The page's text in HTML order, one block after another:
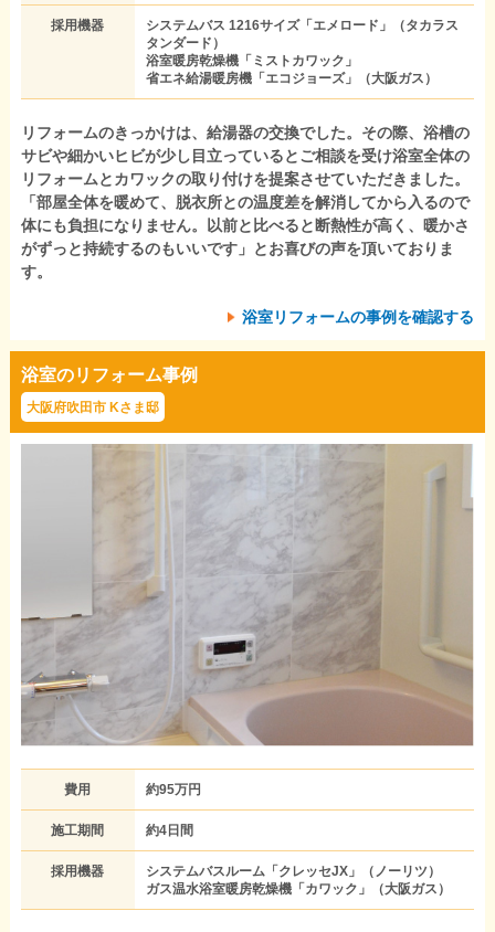
採用機器
システムバス 1216サイズ「エメロード」（タカラス
タンダード）
浴室暖房乾燥機「ミストカワック」
省エネ給湯暖房機「エコジョーズ」（大阪ガス）
リフォームのきっかけは、給湯器の交換でした。その際、浴槽の
サビや細かいヒビが少し目立っているとご相談を受け浴室全体の
リフォームとカワックの取り付けを提案させていただきました。
「部屋全体を暖めて、脱衣所との温度差を解消してから入るので
体にも負担になりません。以前と比べると断熱性が高く、暖かさ
がずっと持続するのもいいです」とお喜びの声を頂いておりま
す。
浴室リフォームの事例を確認する
浴室のリフォーム事例
大阪府吹田市 Kさま邸
費用 約95万円
施工期間 約4日間
採用機器
システムバスルーム「クレッセJX」（ノーリツ）
ガス温水浴室暖房乾燥機「カワック」（大阪ガス）